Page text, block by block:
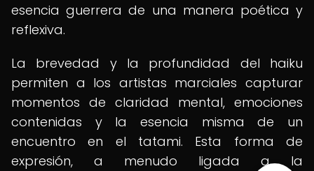
esencia guerrera de una manera poética y
reflexiva.
La brevedad y la profundidad del haiku
permiten a los artistas marciales capturar
momentos de claridad mental, emociones
contenidas y la esencia misma de un
encuentro en el tatami. Esta forma de
expresión, a menudo ligada a la